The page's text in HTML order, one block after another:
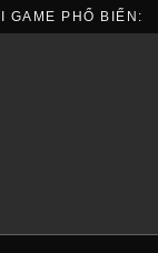
GAME PHỔ BIẾN: